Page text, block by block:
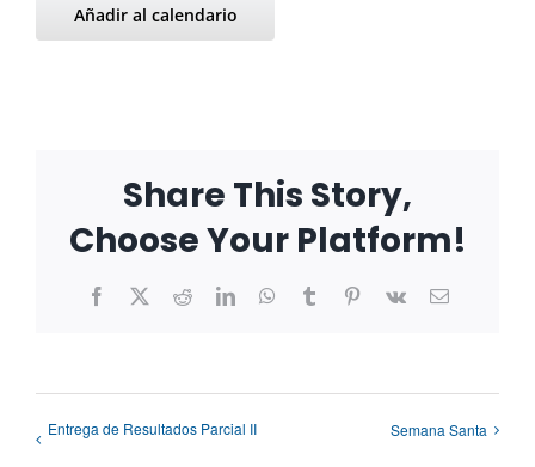
Añadir al calendario
Share This Story,
Choose Your Platform!
Facebook
X RedditLinkedInWhatsApp
TumblrPinterest
Vk
Correo
Entrega de Resultados Parcial II Semana Santa